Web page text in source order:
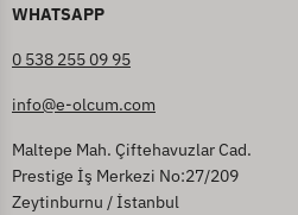
WHATSAPP
0 538 255 09 95
info@e-olcum.com
Maltepe Mah. Çiftehavuzlar Cad.
Prestige İş Merkezi No:27/209
Zeytinburnu / İstanbul